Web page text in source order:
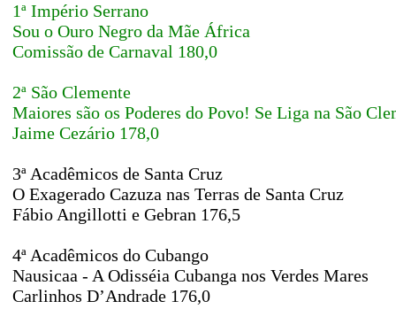
1ª Império Serrano
Sou o Ouro Negro da Mãe África
Comissão de Carnaval 180,0
2ª São Clemente
Maiores são os Poderes do Povo! Se Liga na São
Jaime Cezário 178,0
3ª Acadêmicos de Santa Cruz
O Exagerado Cazuza nas Terras de Santa Cruz
Fábio Angillotti e Gebran 176,5
4ª Acadêmicos do Cubango
Nausicaa - A Odisséia Cubanga nos Verdes Mares
Carlinhos D’Andrade 176,0